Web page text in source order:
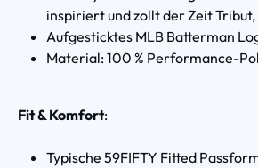
inspiriert und zollt der Zeit
Aufgesticktes MLB Batterman
Material: 100 % Performance-
Fit & Komfort:
Typische 59FIFTY Fitted